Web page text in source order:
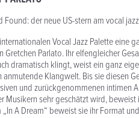
Found: der neue US-stern am vocal
Vocal Jazz Palette eine
Gretchen Parlato. Ihr elfengleicher
dramatisch klingt, weist ein ganz
anmutende Klangwelt. Bis sie diesen
und zurückgenommenen intimen
Musikern sehr geschätzt wird,
A Dream“ beweist sie ihr Format